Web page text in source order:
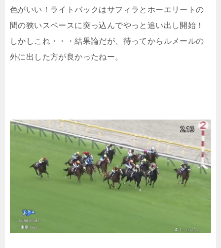
色がいい！ライトバックはサフィラとホーエリートの
間の狭いスペースに突っ込んでやっと追い出し開始！
しかしこれ・・・結果論だが、待ってからルメールの
外に出した方が良かったねー。